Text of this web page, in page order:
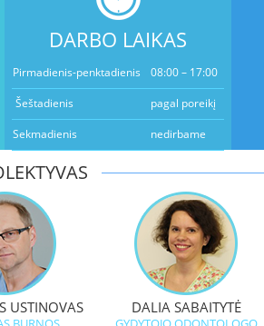
DARBO LAIKAS
Pirmadienis-penktadienis
08:00 – 17:00
Šeštadienis
pagal poreikį
Sekmadienis
nedirbame
USTINOVAS DALIA SABAITYTĖ